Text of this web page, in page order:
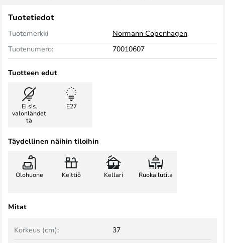
Tuotetiedot
Tuotemerkki
Normann Copenhagen
Tuotenumero:
70010607
Tuotteen edut
Ei sis.
valonlähdet
tä
E27
Täydellinen näihin tiloihin
Olohuone Keittiö Kellari Ruokailutila
Mitat
Korkeus (cm):
37